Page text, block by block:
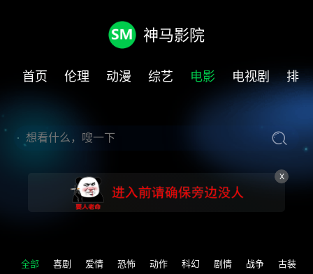
神马影院
首页 伦理 动漫 综艺 电影 电视剧 排
X
全部 喜剧 爱情 恐怖 动作 科幻 剧情 战争 古装